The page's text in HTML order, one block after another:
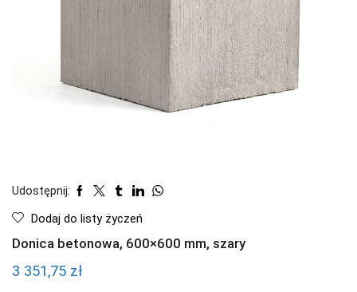
Udostępnij:
Dodaj do listy życzeń
Donica betonowa, 600×600 mm, szary
3 351,75 zł